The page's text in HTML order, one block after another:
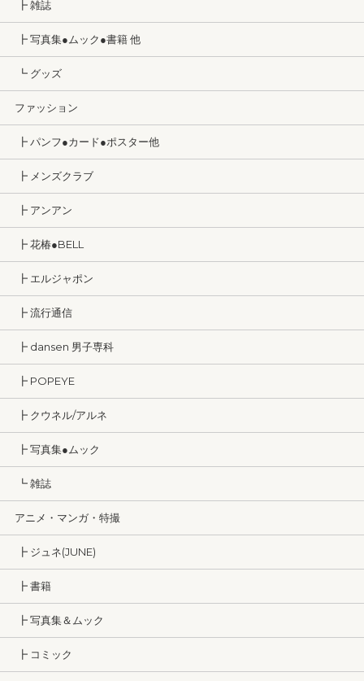
┣ 雑誌
┣ 写真集●ムック●書籍 他
┗ グッズ
ファッション
┣ パンフ●カード●ポスター他
┣ メンズクラブ
┣ アンアン
┣ 花椿●BELL
┣ エルジャポン
┣ 流行通信
┣ dansen 男子専科
┣ POPEYE
┣ クウネル/アルネ
┣ 写真集●ムック
┗ 雑誌
アニメ・マンガ・特撮
┣ ジュネ(JUNE)
┣ 書籍
┣ 写真集＆ムック
┣ コミック